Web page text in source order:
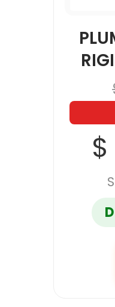
$